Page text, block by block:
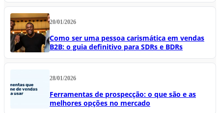
20/01/2026
Como ser uma pessoa carismática em vendas
B2B: o guia definitivo para SDRs e BDRs
28/01/2026
Ferramentas de prospecção: o que são e as
melhores opções no mercado